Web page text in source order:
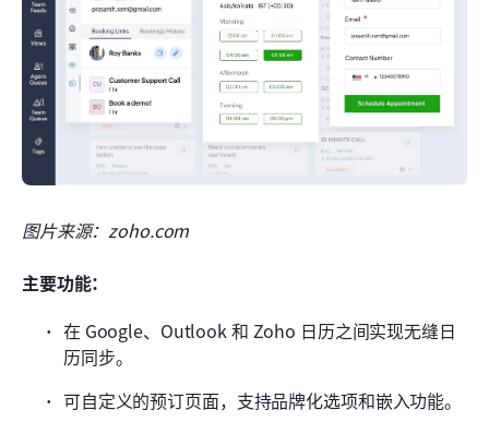
图片来源：zoho.com
主要功能：
在 Google、Outlook 和 Zoho 日历之间实现无缝日
历同步。
可自定义的预订页面，支持品牌化选项和嵌入功能。